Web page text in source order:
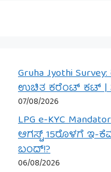
Gruha Jyothi
ಉಚಿತ ಕರೆಂಟ್ ಕಟ್ |
07/08/2026
LPG e-KYC
ಆಗಸ್ಟ್ 15ರೊಳಗೆ ಇ-
ಬಂದ್!?
06/08/2026